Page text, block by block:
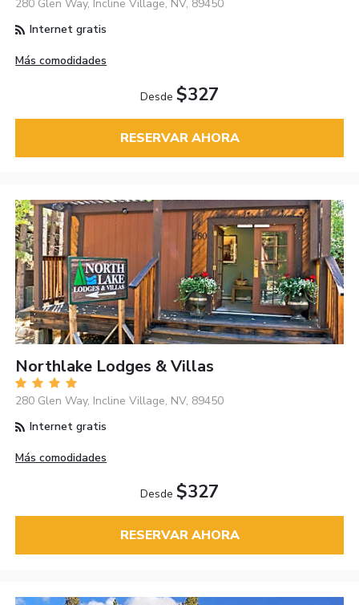
280 Glen Way, Incline Village, NV, 89450
Internet gratis
Más comodidades
Desde $327
RESERVAR AHORA
Northlake Lodges & Villas
280 Glen Way, Incline Village, NV, 89450
Internet gratis
Más comodidades
Desde $327
RESERVAR AHORA